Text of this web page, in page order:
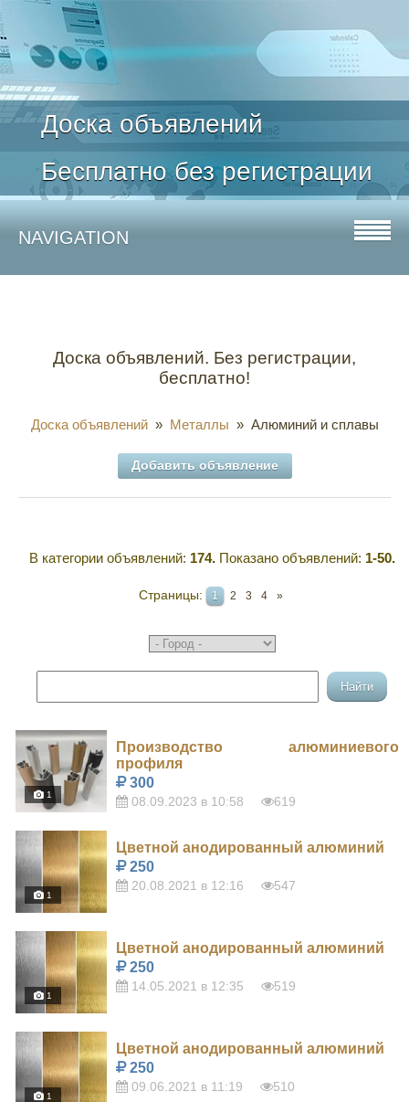
Доска объявлений
Бесплатно без регистрации
NAVIGATION
Доска объявлений. Без регистрации,
бесплатно!
Доска объявлений » Металлы » Алюминий и сплавы
Добавить объявление
В категории объявлений: 174. Показано объявлений: 1-50.
Страницы: 1 2 3 4 »
1
Производство алюминиевого
профиля
300
08.09.2023 в 10:58 619
1
Цветной анодированный алюминий
250
20.08.2021 в 12:16 547
1
Цветной анодированный алюминий
250
14.05.2021 в 12:35 519
1
Цветной анодированный алюминий
250
09.06.2021 в 11:19 510